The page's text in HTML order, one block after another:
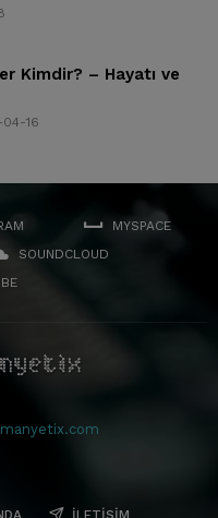
Kimdir? – Hayatı ve
04-16
MYSPACE
SOUNDCLOUD
İLETIŞIM